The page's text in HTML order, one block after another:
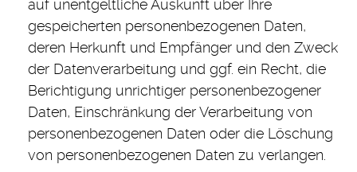
auf unentgeltliche Auskunft über Ihre
gespeicherten personenbezogenen Daten,
deren Herkunft und Empfänger und den Zweck
der Datenverarbeitung und ggf. ein Recht, die
Berichtigung unrichtiger personenbezogener
Daten, Einschränkung der Verarbeitung von
personenbezogenen Daten oder die Löschung
von personenbezogenen Daten zu verlangen.